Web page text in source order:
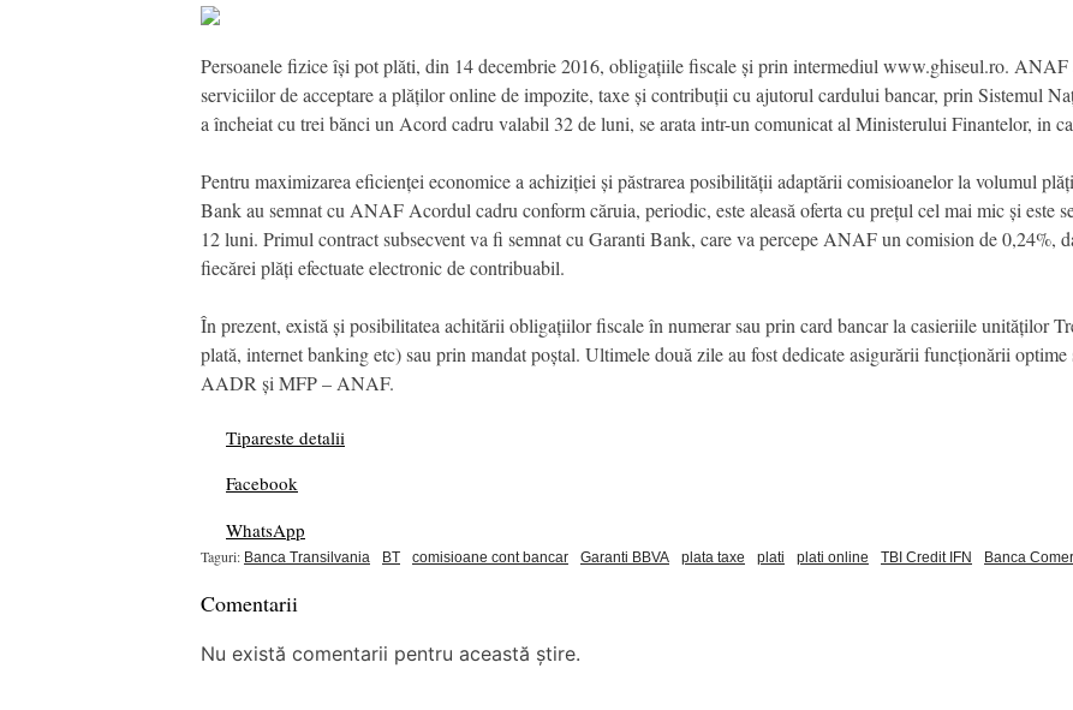
Persoanele fizice își pot plăti, din 14 decembrie 2016, obligațiile fiscale și prin intermediul www.ghiseul.ro.
serviciilor de acceptare a plăților online de impozite, taxe și contribuții cu ajutorul cardului bancar, prin Sistemul
a încheiat cu trei bănci un Acord cadru valabil 32 de luni, se arata intr-un comunicat al Ministerului Finantelor, in
Pentru maximizarea eficienței economice a achiziției și păstrarea posibilității adaptării comisioanelor la volumul
Bank au semnat cu ANAF Acordul cadru conform căruia, periodic, este aleasă oferta cu prețul cel mai mic și este
12 luni. Primul contract subsecvent va fi semnat cu Garanti Bank, care va percepe ANAF un comision de 0,24%,
fiecărei plăți efectuate electronic de contribuabil.
În prezent, există și posibilitatea achitării obligațiilor fiscale în numerar sau prin card bancar la casieriile unităților
plată, internet banking etc) sau prin mandat poștal. Ultimele două zile au fost dedicate asigurării funcționării
AADR și MFP – ANAF.
Tipareste detalii
Facebook
WhatsApp
Taguri: Banca Transilvania BT comisioane cont bancar Garanti BBVA plata taxe plati plati online TBI Credit IFN Banca
Comentarii
Nu există comentarii pentru această știre.